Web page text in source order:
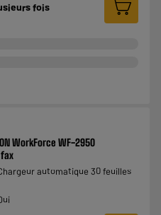
fois
WorkForce WF-2950
automatique 30 feuilles